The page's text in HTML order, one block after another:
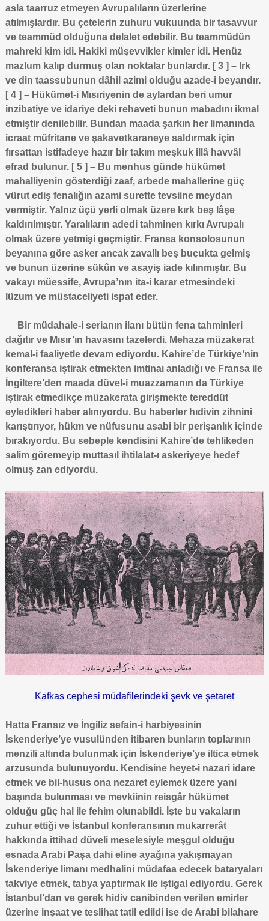
asla taarruz etmeyen Avrupalıların üzerlerine
atılmışlardır. Bu çetelerin zuhuru vukuunda bir tasavvur
ve teammüd olduğuna delalet edebilir. Bu teammüdün
mahreki kim idi. Hakiki müşevvikler kimler idi. Henüz
mazlum kalıp durmuş olan noktalar bunlardır. [ 3 ] – Irk
ve din taassubunun dâhil azimi olduğu azade-i beyandır.
[ 4 ] – Hükümet-i Mısıriyenin de aylardan beri umur
inzibatiye ve idariye deki rehaveti bunun mabadını ikmal
etmiştir denilebilir. Bundan maada şarkın her limanında
icraat müfritane ve şakavetkaraneye saldırmak için
fırsattan istifadeye hazır bir takım meşkuk illâ havvâl
efrad bulunur. [ 5 ] – Bu menhus günde hükümet
mahalliyenin gösterdiği zaaf, arbede mahallerine güç
vürut ediş fenalığın azami surette tevsiine meydan
vermiştir. Yalnız üçü yerli olmak üzere kırk beş lâşe
kaldırılmıştır. Yaralıların adedi tahminen kırkı Avrupalı
olmak üzere yetmişi geçmiştir. Fransa konsolosunun
beyanına göre asker ancak zavallı beş buçukta gelmiş
ve bunun üzerine sükûn ve asayiş iade kılınmıştır. Bu
vakayı müessife, Avrupa’nın ita-i karar etmesindeki
lüzum ve müstaceliyeti ispat eder.
Bir müdahale-i serianın ilanı bütün fena tahminleri
dağıtır ve Mısır’ın havasını tazelerdi. Mehaza müzakerat
kemal-i faaliyetle devam ediyordu. Kahire’de Türkiye’nin
konferansa iştirak etmekten imtinaı anladığı ve Fransa ile
İngiltere’den maada düvel-i muazzamanın da Türkiye
iştirak etmedikçe müzakerata girişmekte tereddüt
eyledikleri haber alınıyordu. Bu haberler hıdivin zihnini
karıştırıyor, hükm ve nüfusunu asabi bir perişanlık içinde
bırakıyordu. Bu sebeple kendisini Kahire’de tehlikeden
salim göremeyip muttasıl ihtilalat-ı askeriyeye hedef
olmuş zan ediyordu.
Kafkas cephesi müdafilerindeki şevk ve şetaret
Hatta Fransız ve İngiliz sefain-i harbiyesinin
İskenderiye’ye vusulünden itibaren bunların toplarının
menzili altında bulunmak için İskenderiye’ye iltica etmek
arzusunda bulunuyordu. Kendisine heyet-i nazari idare
etmek ve bil-husus ona nezaret eylemek üzere yani
başında bulunması ve mevkiinin reisgâr hükümet
olduğu güç hal ile fehim olunabildi. İşte bu vakaların
zuhur ettiği ve İstanbul konferansının mukarrerât
hakkında ittihad düveli meselesiyle meşgul olduğu
esnada Arabi Paşa dahi eline ayağına yakışmayan
İskenderiye limanı medhalini müdafaa edecek bataryaları
takviye etmek, tabya yaptırmak ile iştigal ediyordu. Gerek
İstanbul’dan ve gerek hidiv canibinden verilen emirler
üzerine inşaat ve teslihat tatil edildi ise de Arabi bilahare